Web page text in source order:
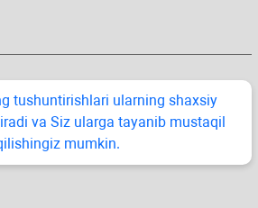
tushuntirishlari ularning shaхsiy
va Siz ularga tayanib mustaqil
mumkin.